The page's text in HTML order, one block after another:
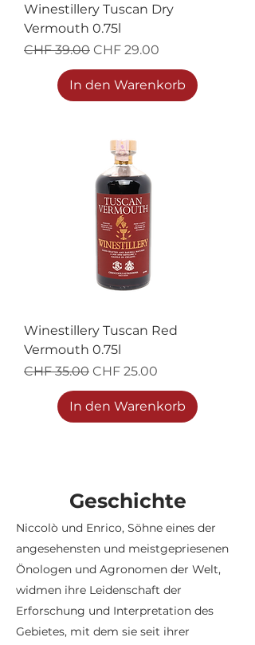
Winestillery Tuscan Dry
Vermouth 0.75l
Standardpreis
CHF 39.00 Sale-Preis
CHF 29.00
In den Warenkorb
Winestillery Tuscan Red
Vermouth 0.75l
Standardpreis
CHF 35.00 Sale-Preis
CHF 25.00
In den Warenkorb
Geschichte
Niccolò und Enrico, Söhne eines der
angesehensten und meistgepriesenen
Önologen und Agronomen der Welt,
widmen ihre Leidenschaft der
Erforschung und Interpretation des
Gebietes, mit dem sie seit ihrer